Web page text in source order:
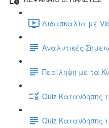
Διδασκαλία με
Αναλυτικές
Περίληψη με τα
Quiz Κατανόησης
Quiz Κατανόησης